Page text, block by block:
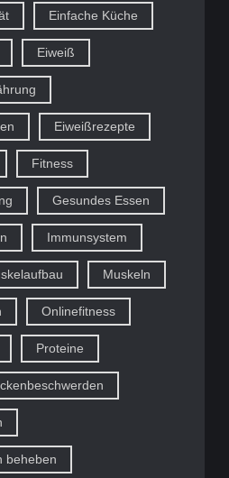
Einfache Küche
Eiweiß
Eiweißrezepte
Fitness
Gesundes Essen
Immunsystem
Muskeln
Onlinefitness
Proteine
beheben